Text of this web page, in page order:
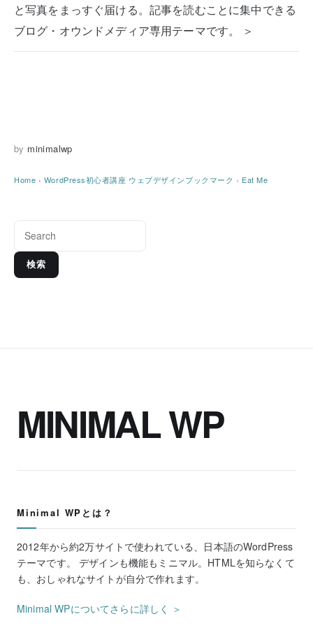
と写真をまっすぐ届ける。記事を読むことに集中できる
ブログ・オウンドメディア専用テーマです。 ＞
by minimalwp
Home › WordPress初心者講座 ウェブデザインブックマーク › Eat Me
検索
MINIMAL WP
Minimal WPとは？
2012年から約2万サイトで使われている、日本語のWordPress
テーマです。 デザインも機能もミニマル。HTMLを知らなくて
も、おしゃれなサイトが自分で作れます。
Minimal WPについてさらに詳しく ＞